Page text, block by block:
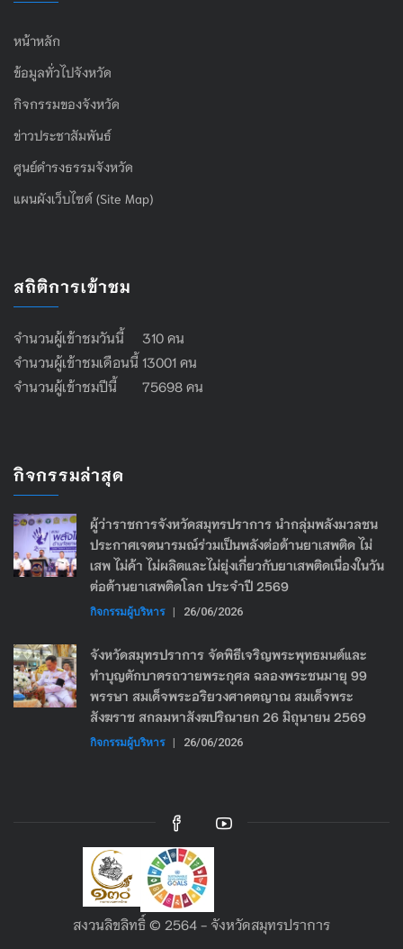
หน้าหลัก
ข้อมูลทั่วไปจังหวัด
กิจกรรมของจังหวัด
ข่าวประชาสัมพันธ์
ศูนย์ดำรงธรรมจังหวัด
แผนผังเว็บไซต์ (Site Map)
สถิติการเข้าชม
จำนวนผู้เข้าชมวันนี้ 310 คน
จำนวนผู้เข้าชมเดือนนี้ 13001 คน
จำนวนผู้เข้าชมปีนี้ 75698 คน
กิจกรรมล่าสุด
ผู้ว่าราชการจังหวัดสมุทรปราการ นำกลุ่มพลังมวลชน
ประกาศเจตนารมณ์ร่วมเป็นพลังต่อต้านยาเสพติด ไม่
เสพ ไม่ค้า ไม่ผลิตและไม่ยุ่งเกี่ยวกับยาเสพติดเนื่องในวัน
ต่อต้านยาเสพติดโลก ประจำปี 2569
กิจกรรมผู้บริหาร | 26/06/2026
จังหวัดสมุทรปราการ จัดพิธีเจริญพระพุทธมนต์และ
ทำบุญตักบาตรถวายพระกุศล ฉลองพระชนมายุ 99
พรรษา สมเด็จพระอริยวงศาคตญาณ สมเด็จพระ
สังฆราช สกลมหาสังฆปริณายก 26 มิถุนายน 2569
กิจกรรมผู้บริหาร | 26/06/2026
สงวนลิขลิทธิ์ © 2564 - จังหวัดสมุทรปราการ